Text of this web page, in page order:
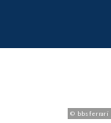
© bbsferrari